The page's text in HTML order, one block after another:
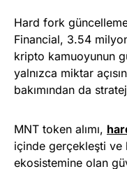
Hard fork
Financial, 3.54
kripto kamuoyunun
yalnızca miktar
bakımından da
MNT token alımı,
içinde gerçekleşti ve
ekosistemine olan